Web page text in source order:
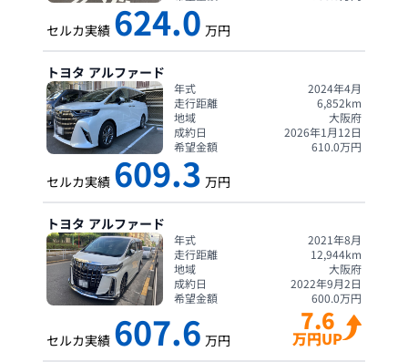
セルカ実績 624.0 万円
トヨタ アルファード
年式
2024年4月
走行距離
6,852km
地域
大阪府
成約日
2026年1月12日
希望金額
610.0万円
セルカ実績 609.3 万円
トヨタ アルファード
年式
2021年8月
走行距離
12,944km
地域
大阪府
成約日
2022年9月2日
希望金額
600.0万円
セルカ実績 607.6 万円
7.6
万円UP